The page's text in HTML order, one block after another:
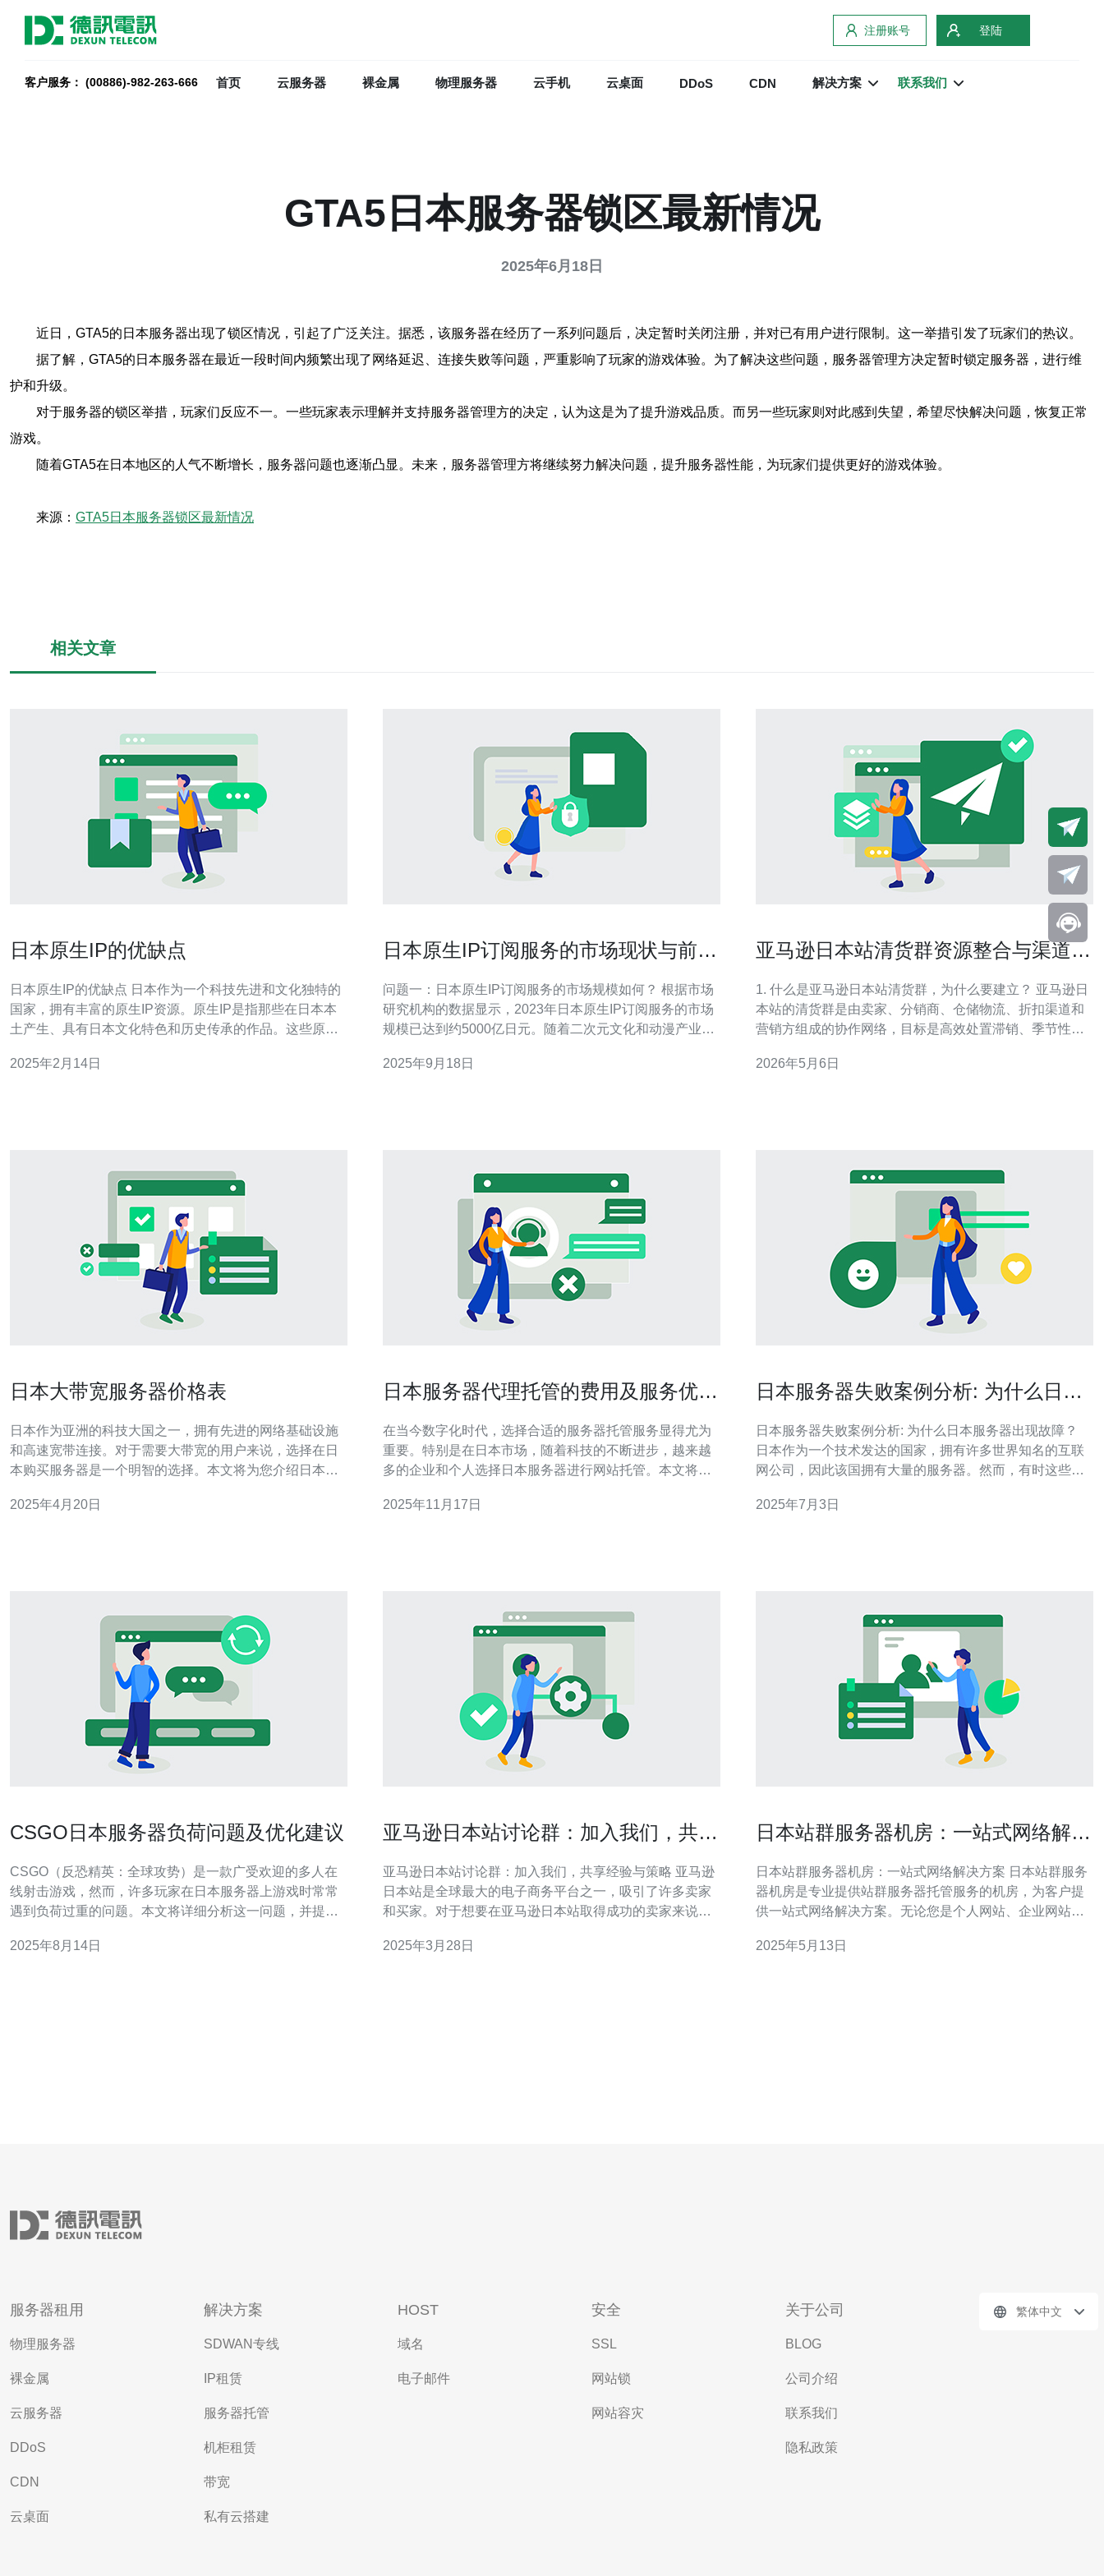
注册账号 登陆
客户服务： (00886)-982-263-666 首页 云服务器 裸金属 物理服务器 云手机 云桌面 DDoS CDN 解决方案 联系我们
GTA5日本服务器锁区最新情况
2025年6月18日
近日，GTA5的日本服务器出现了锁区情况，引起了广泛关注。据悉，该服务器在经历了一系列问题后，决定暂时关闭注册，并对已有用户进行限制。这一举措引发了玩家们的热议。
据了解，GTA5的日本服务器在最近一段时间内频繁出现了网络延迟、连接失败等问题，严重影响了玩家的游戏体验。为了解决这些问题，服务器管理方决定暂时锁定服务器，进行维
护和升级。
对于服务器的锁区举措，玩家们反应不一。一些玩家表示理解并支持服务器管理方的决定，认为这是为了提升游戏品质。而另一些玩家则对此感到失望，希望尽快解决问题，恢复正常
游戏。
随着GTA5在日本地区的人气不断增长，服务器问题也逐渐凸显。未来，服务器管理方将继续努力解决问题，提升服务器性能，为玩家们提供更好的游戏体验。
来源： GTA5日本服务器锁区最新情况
相关文章
日本原生IP的优缺点
日本原生IP的优缺点 日本作为一个科技先进和文化独特的
国家，拥有丰富的原生IP资源。原生IP是指那些在日本本
土产生、具有日本文化特色和历史传承的作品。这些原生
其它国家的原生IP相比，日本的原生IP也存在一些优点和
2025年2月14日
日本原生IP订阅服务的市场现状与前景
问题一：日本原生IP订阅服务的市场规模如何？ 根据市场
研究机构的数据显示，2023年日本原生IP订阅服务的市场
规模已达到约5000亿日元。随着二次元文化和动漫产业的
此外，疫情期间，家庭娱乐需求的增加也推动了这一市场
2025年9月18日
亚马逊日本站清货群资源整合与渠道对
1. 什么是亚马逊日本站清货群，为什么要建立？ 亚马逊日
本站的清货群是由卖家、分销商、仓储物流、折扣渠道和
营销方组成的协作网络，目标是高效处置滞销、季节性或
储成本、减少退货损失，并通过多元化渠道实现更快的资
2026年5月6日
日本大带宽服务器价格表
日本作为亚洲的科技大国之一，拥有先进的网络基础设施
和高速宽带连接。对于需要大带宽的用户来说，选择在日
本购买服务器是一个明智的选择。本文将为您介绍日本大
以满足不同用户的需求。以下是几种常见的服务器类型：
2025年4月20日
日本服务器代理托管的费用及服务优势
在当今数字化时代，选择合适的服务器托管服务显得尤为
重要。特别是在日本市场，随着科技的不断进步，越来越
多的企业和个人选择日本服务器进行网站托管。本文将详
做出明智的决策。 日本服务器代理托管的费用是多少？ 日
2025年11月17日
日本服务器失败案例分析: 为什么日本
日本服务器失败案例分析: 为什么日本服务器出现故障？
日本作为一个技术发达的国家，拥有许多世界知名的互联
网公司，因此该国拥有大量的服务器。然而，有时这些服
服务器出现故障的原因有很多，主要包括： 硬件故障：服
2025年7月3日
CSGO日本服务器负荷问题及优化建议
CSGO（反恐精英：全球攻势）是一款广受欢迎的多人在
线射击游戏，然而，许多玩家在日本服务器上游戏时常常
遇到负荷过重的问题。本文将详细分析这一问题，并提出
负荷的现状分析 当前，CSGO在日本的服务器负荷主要来
2025年8月14日
亚马逊日本站讨论群：加入我们，共享
亚马逊日本站讨论群：加入我们，共享经验与策略 亚马逊
日本站是全球最大的电子商务平台之一，吸引了许多卖家
和买家。对于想要在亚马逊日本站取得成功的卖家来说，
家们更好地交流和分享经验与策略，我们创建了亚马逊日
2025年3月28日
日本站群服务器机房：一站式网络解决
日本站群服务器机房：一站式网络解决方案 日本站群服务
器机房是专业提供站群服务器托管服务的机房，为客户提
供一站式网络解决方案。无论您是个人网站、企业网站还
案。 日本站群服务器机房拥有先进的服务器设备和稳定的
2025年5月13日
服务器租用
物理服务器
裸金属
云服务器
DDoS
CDN
云桌面
解决方案
SDWAN专线
IP租赁
服务器托管
机柜租赁
带宽
私有云搭建
HOST
域名
电子邮件
安全
SSL
网站锁
网站容灾
关于公司
BLOG
公司介绍
联系我们
隐私政策
繁体中文